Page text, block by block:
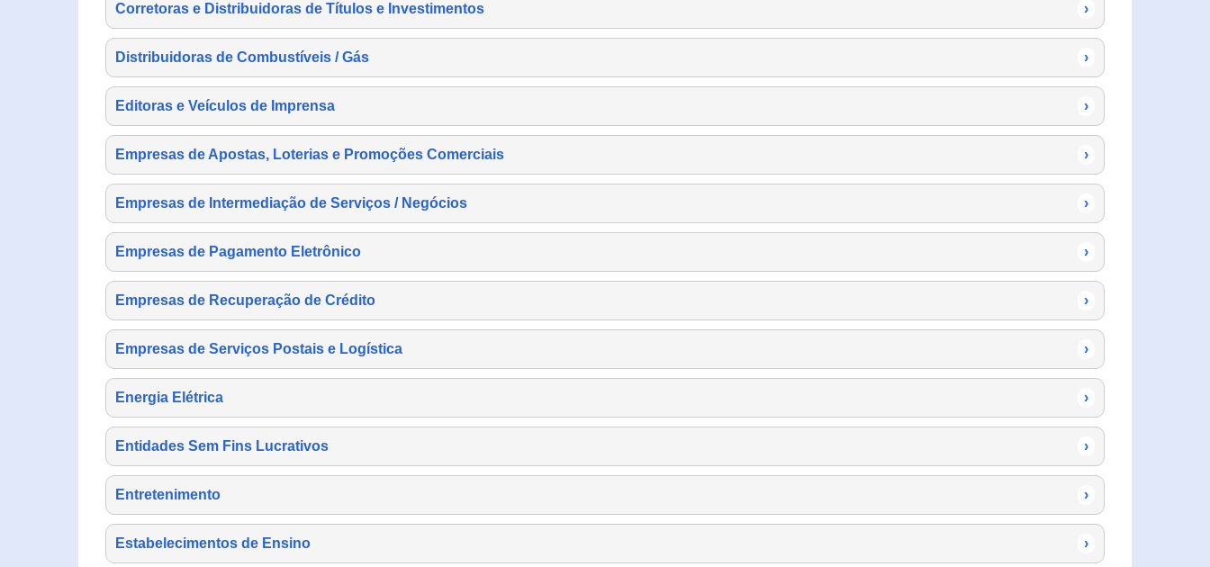
Corretoras e Distribuidoras de Títulos e Investimentos ›
Distribuidoras de Combustíveis / Gás ›
Editoras e Veículos de Imprensa ›
Empresas de Apostas, Loterias e Promoções Comerciais ›
Empresas de Intermediação de Serviços / Negócios ›
Empresas de Pagamento Eletrônico ›
Empresas de Recuperação de Crédito ›
Empresas de Serviços Postais e Logística ›
Energia Elétrica ›
Entidades Sem Fins Lucrativos ›
Entretenimento ›
Estabelecimentos de Ensino ›